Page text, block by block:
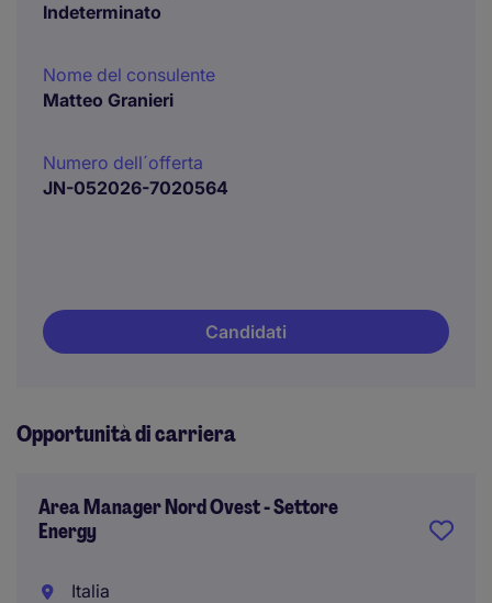
Indeterminato
Nome del consulente
Matteo Granieri
Numero dell´offerta
JN-052026-7020564
Candidati
Opportunità di carriera
Area Manager Nord Ovest - Settore
Energy
Italia